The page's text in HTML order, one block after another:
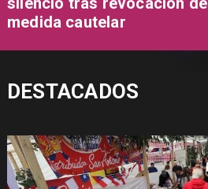
medida cautelar
DESTACADOS